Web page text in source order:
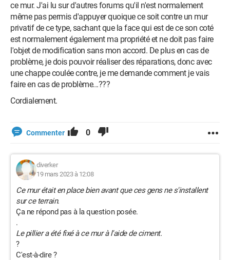
ce mur. J'ai lu sur d'autres forums qu'il n'est normalement
même pas permis d'appuyer quoique ce soit contre un mur
privatif de ce type, sachant que la face qui est de ce son coté
est normalement également ma propriété et ne doit pas faire
l'objet de modification sans mon accord. De plus en cas de
problème, je dois pouvoir réaliser des réparations, donc avec
une chappe coulée contre, je me demande comment je vais
faire en cas de problème...???
Cordialement.
Commenter 0
diverker
19 mars 2023 à 12:08
Ce mur était en place bien avant que ces gens ne s'installent
sur ce terrain.
Ça ne répond pas à la question posée.
.
Le pillier a été fixé à ce mur à l'aide de ciment.
?
C'est-à-dire ?